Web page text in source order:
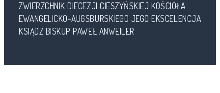
ZWIERZCHNIK DIECEZJI CIESZYŃSKIEJ KOŚCIOŁA
EWANGELICKO-AUGSBURSKIEGO JEGO EKSCELENCJA
KSIĄDZ BISKUP PAWEŁ ANWEILER